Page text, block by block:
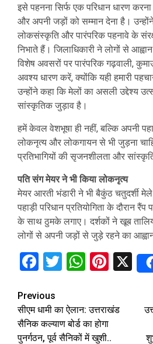
इसे पहनना सिर्फ एक परिधान धारण
और अपनी जड़ों को सम्मान देना है।
लोकसंस्कृति और पारंपरिक पहनावे के
निभाते हैं। जिलाधिकारी ने लोगों से
विशेष अवसरों पर पारंपरिक गढ़वाली,
अवश्य धारण करें, क्योंकि यही हमारी
उन्होंने कहा कि मेलों का असली उद्देश्य
सांस्कृतिक जुड़ाव है।
हमें केवल वेशभूषा ही नहीं, बल्कि अपनी
लोकनृत्य और लोकगायन से भी जुड़ना
प्रतिभागियों की सृजनशीलता और
पति संग मेयर ने भी किया लोकनृत्य
मेयर आरती भंडारी ने भी बैकुंठ चतुदर्शी
पहाड़ी परिधान प्रतियोगिता के दौरान
के साथ ठुमके लगाए। दर्शकों ने खूब
लोगों से अपनी जड़ों से जुड़े रहने का
Facebook
Twitter X
Continue
Reading
Previous
सीएम धामी का ऐलान: उत्तराखंड
सैनिक कल्याण बोर्ड का होगा
पुनर्गठन, पूर्व सैनिकों में खुशी..